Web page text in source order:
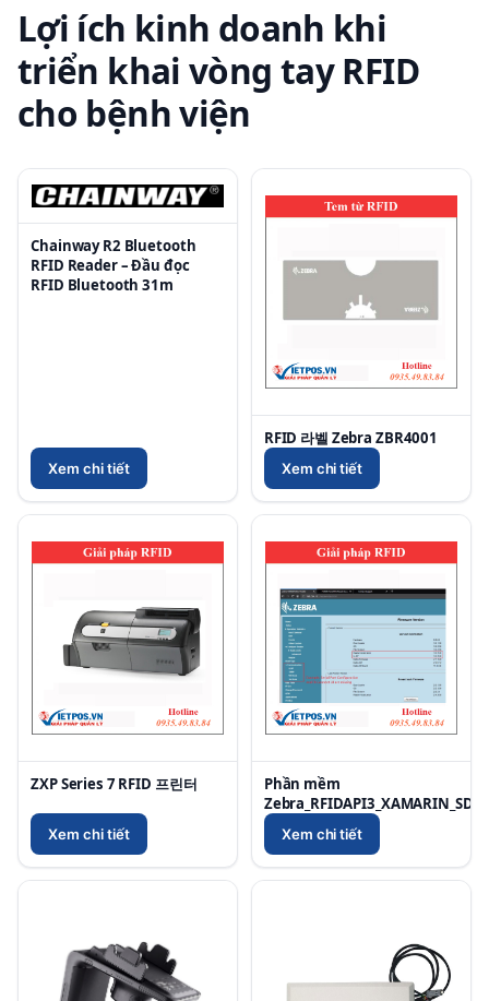
Lợi ích kinh doanh khi
triển khai vòng tay RFID
cho bệnh viện
Chainway R2 Bluetooth
RFID Reader – Đầu đọc
RFID Bluetooth 31m
Xem chi tiết
RFID 라벨 Zebra ZBR4001
Xem chi tiết
ZXP Series 7 RFID 프린터
Xem chi tiết
Phần mềm
Xem chi tiết